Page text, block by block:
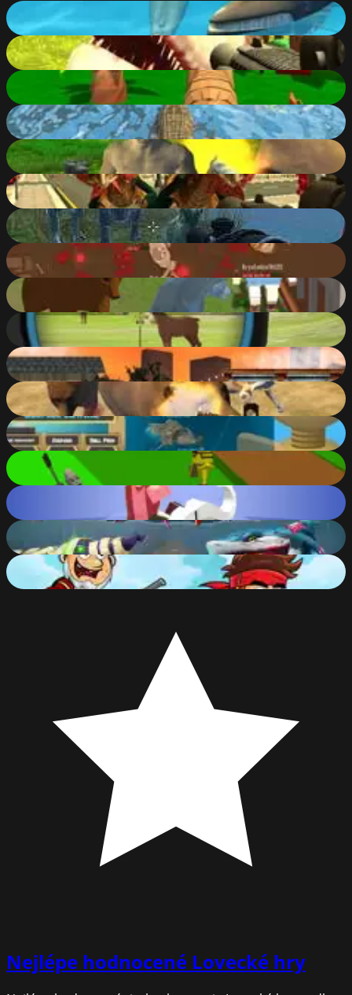
Shark Simulator Beach Killer
70%
Dinosaur Hunter Dino City
74%
Tiger Simulator 3D
87
Crocodile Simulator Beach Hunt
64%
Survival Simulator
74%
Monster Hunting City Shooting
64
Dinosaurs Jurassic Survival World
88%
Brutalmania.io
88%
Wolf Simulator: Wild Animals 3D
83 %
Hunter 3D
73 %
L.A. Rex
61%
Super Hunting
81%
Fantastic Fishing
53%
Robin Forest Run
82
Rodeo Stampede
84
Hungry Shark Arena Horror Night
77%
Jake vs Pirate run
76
Nejlépe hodnocené Lovecké hry